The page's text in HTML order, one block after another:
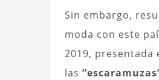
Sin embargo,
moda con este
2019, presentada
las